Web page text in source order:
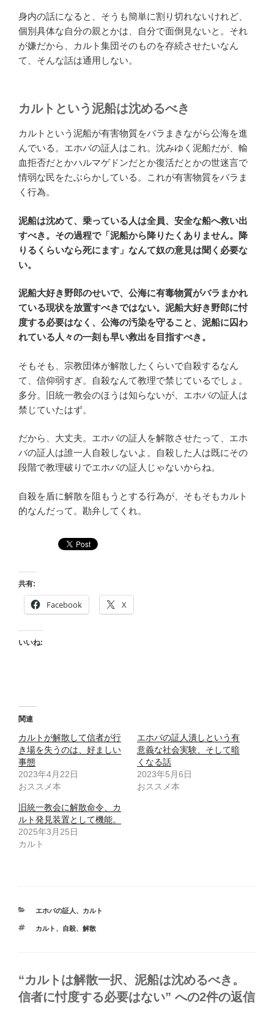
身内の話になると、そうも簡単に割り切れないけれど、
個別具体な自分の親とかは、自分で面倒見ないと。それ
が嫌だから、カルト集団そのものを存続させたいなん
て、そんな話は通用しない。
カルトという泥船は沈めるべき
カルトという泥船が有害物質をバラまきながら公海を進
んでいる。エホバの証人はこれ。沈みゆく泥船だが、輸
血拒否だとかハルマゲドンだとか復活だとかの世迷言で
情弱な民をたぶらかしている。これが有害物質をバラま
く行為。
泥船は沈めて、乗っている人は全員、安全な船へ救い出
すべき。その過程で「泥船から降りたくありません。降
りるくらいなら死にます」なんて奴の意見は聞く必要な
い。
泥船大好き野郎のせいで、公海に有毒物質がバラまかれ
ている現状を放置すべきではない。泥船大好き野郎に忖
度する必要はなく、公海の汚染を守ること、泥船に囚わ
れている人々の一刻も早い救出を目指すべき。
そもそも、宗教団体が解散したくらいで自殺するなん
て、信仰弱すぎ。自殺なんて教理で禁じているでしょ。
多分。旧統一教会のほうは知らないが、エホバの証人は
禁じていたはず。
だから、大丈夫。エホバの証人を解散させたって、エホ
バの証人は誰一人自殺しないよ。自殺した人は既にその
段階で教理破りでエホバの証人じゃないからね。
自殺を盾に解散を阻もうとする行為が、そもそもカルト
的なんだって。勘弁してくれ。
共有:
Facebook X
いいね:
関連
カルトが解散して信者が行
き場を失うのは、好ましい
事態
2023年4月22日
おススメ本
エホバの証人潰しという有
意義な社会実験、そして暗
くなる話
2023年5月6日
おススメ本
旧統一教会に解散命令、カ
ルト発見装置として機能。
2025年3月25日
カルト
カ
ゴ
エホバの証人 、 カルト
タ
カルト 、 自殺、 解散
“カルトは解散一択、泥船は沈めるべき。
信者に忖度する必要はない” への2件の返信